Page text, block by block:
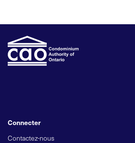
Connecter
Contactez-nous